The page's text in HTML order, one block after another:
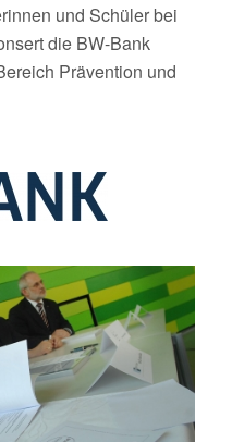
und Schüler bei
die BW-Bank
Prävention und